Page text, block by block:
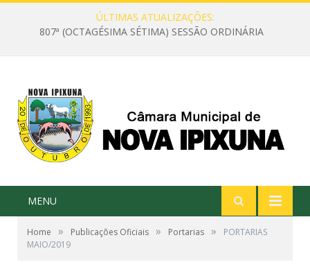
ÚLTIMAS ATUALIZAÇÕES:
807ª (OCTAGÉSIMA SÉTIMA) SESSÃO ORDINÁRIA
MENU
Home » Publicações Oficiais » Portarias »
PORTARIAS
MAIO/2019